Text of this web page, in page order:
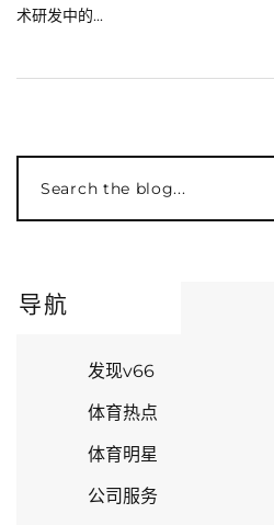
术研发中的...
Search the blog...
导航
发现v66
体育热点
体育明星
公司服务